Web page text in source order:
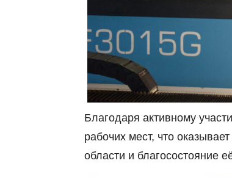
Благодаря активному
рабочих мест, что
области и благосостояние